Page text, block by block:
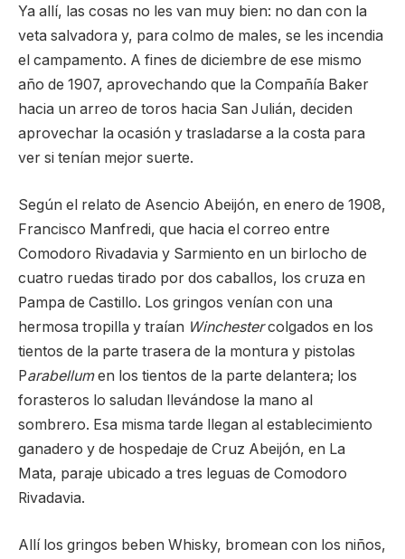
Ya allí, las cosas no les van muy bien: no dan con la
veta salvadora y, para colmo de males, se les incendia
el campamento. A fines de diciembre de ese mismo
año de 1907, aprovechando que la Compañía Baker
hacia un arreo de toros hacia San Julián, deciden
aprovechar la ocasión y trasladarse a la costa para
ver si tenían mejor suerte.
Según el relato de Asencio Abeijón, en enero de 1908,
Francisco Manfredi, que hacia el correo entre
Comodoro Rivadavia y Sarmiento en un birlocho de
cuatro ruedas tirado por dos caballos, los cruza en
Pampa de Castillo. Los gringos venían con una
hermosa tropilla y traían Winchestercolgados en los
tientos de la parte trasera de la montura y pistolas
Parabellumen los tientos de la parte delantera; los
forasteros lo saludan llevándose la mano al
sombrero. Esa misma tarde llegan al establecimiento
ganadero y de hospedaje de Cruz Abeijón, en La
Mata, paraje ubicado a tres leguas de Comodoro
Rivadavia.
Allí los gringos beben Whisky, bromean con los niños,